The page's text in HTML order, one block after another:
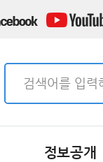
정보공개